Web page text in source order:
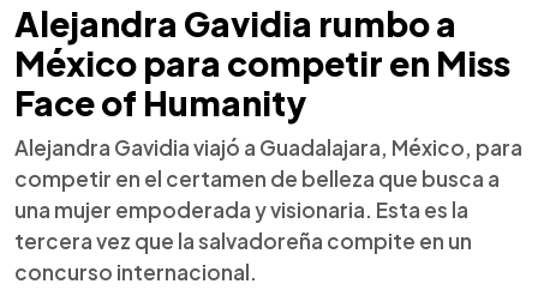
Alejandra Gavidia rumbo a
México para competir en Miss
Face of Humanity
Alejandra Gavidia viajó a Guadalajara, México, para
competir en el certamen de belleza que busca a
una mujer empoderada y visionaria. Esta es la
tercera vez que la salvadoreña compite en un
concurso internacional.